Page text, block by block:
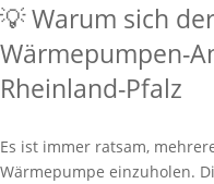
💡 Warum sich
Wärmepumpen-
Rheinland-Pfalz
Es ist immer ratsam,
Wärmepumpe einzuholen.